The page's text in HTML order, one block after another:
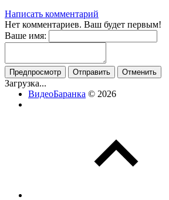
Написать комментарий
Нет комментариев. Ваш будет первым!
Ваше имя:
Загрузка...
ВидеоБаранка © 2026